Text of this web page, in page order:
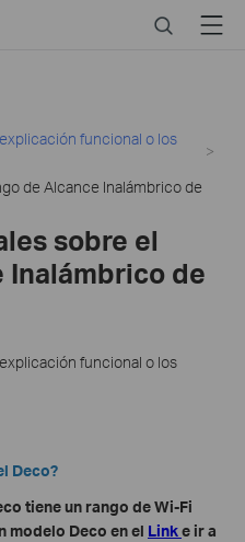
SearchMenu
funcional o los
de Alcance Inalámbrico de
sobre el
Inalámbrico de
funcional o los
Deco?
tiene un rango de Wi-Fi
modelo Deco en el Linke ir a